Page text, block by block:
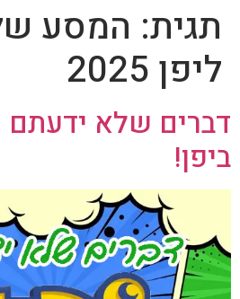
תגית: המסע
ליפן 2025
דברים שלא ידעתם
ביפן!